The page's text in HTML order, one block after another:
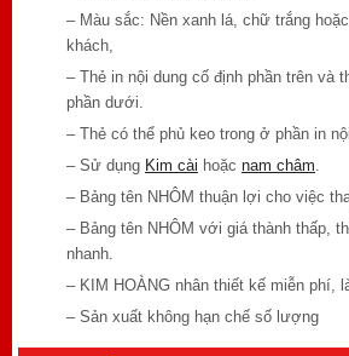
– Màu sắc: Nền xanh lá, chữ trắng
khách,
– Thẻ in nội dung cố định phần trên và
phần dưới.
– Thẻ có thể phủ keo trong ở phần in
– Sử dụng Kim cài hoặc nam châm.
– Bảng tên NHÔM thuận lợi cho việc
– Bảng tên NHÔM với giá thành thấp,
nhanh.
– KIM HOÀNG nhân thiết kế miễn phí,
– Sản xuất không hạn chế số lượng